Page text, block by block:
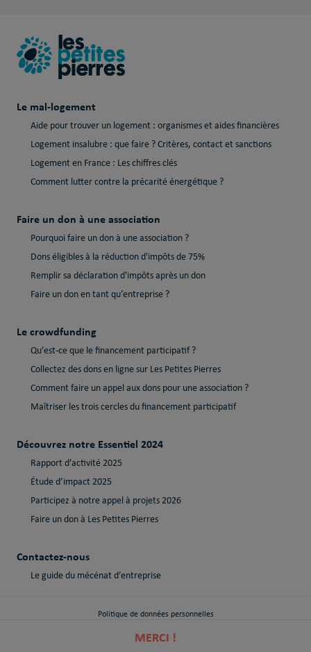
MERCI !
Le mal-logement
Aide pour trouver un logement : organismes et aides financières
Logement insalubre : que faire ? Critères, contact et sanctions
Logement en France : Les chiffres clés
Comment lutter contre la précarité énergétique ?
Faire un don à une association
Pourquoi faire un don à une association ?
Dons éligibles à la réduction d'impôts de 75%
Remplir sa déclaration d'impôts après un don
Faire un don en tant qu’entreprise ?
Le crowdfunding
Qu’est-ce que le financement participatif ?
Collectez des dons en ligne sur Les Petites Pierres
Comment faire un appel aux dons pour une association ?
Maîtriser les trois cercles du financement participatif
Découvrez notre Essentiel 2024
Rapport d’activité 2025
Étude d’impact 2025
Participez à notre appel à projets 2026
Faire un don à Les Petites Pierres
Contactez-nous
Le guide du mécénat d’entreprise
Politique de données personnelles
Politique de cookies